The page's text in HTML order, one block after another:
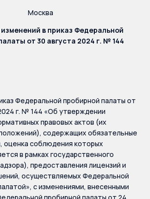
Москва
в приказ Федеральной
от 30 августа 2024 г. № 144
Федеральной пробирной палаты от
г. № 144 «Об утверждении
правовых актов (их
содержащих обязательные
оценка соблюдения которых
в рамках государственного
предоставления лицензий и
осуществляемых Федеральной
с изменениями, внесенными